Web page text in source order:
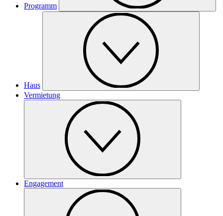
Programm
Haus
Vermietung
Engagement